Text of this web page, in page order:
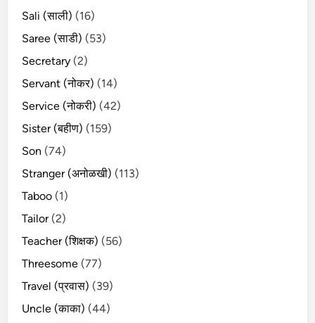
Sali (साली) (16)
Saree (साडी) (53)
Secretary (2)
Servant (नोकर) (14)
Service (नोकरी) (42)
Sister (बहीण) (159)
Son (74)
Stranger (अनोळखी) (113)
Taboo (1)
Tailor(2)
Teacher (शिक्षक) (56)
Threesome (77)
Travel (प्रवास) (39)
Uncle (काका) (44)